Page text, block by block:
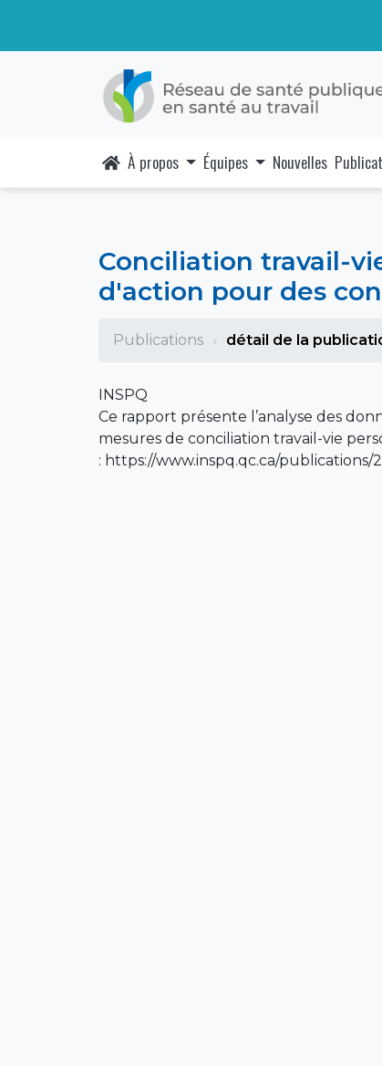
À propos Équipes Nouvelles
Conciliation travail-
d'action pour des
Publications détail de la
INSPQ
Ce rapport présente l’analyse des
mesures de conciliation travail-vie
: https://www.inspq.qc.ca/publications/